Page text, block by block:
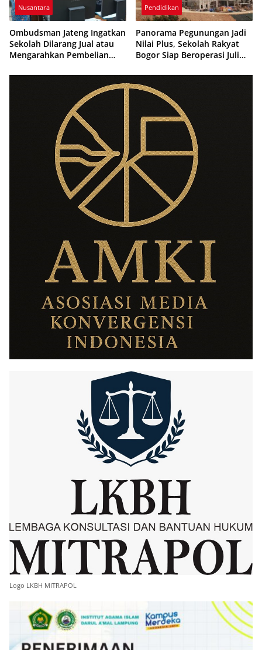
Nusantara
Ombudsman Jateng Ingatkan
Sekolah Dilarang Jual atau
Mengarahkan Pembelian
Pendidikan
Panorama Pegunungan Jadi
Nilai Plus, Sekolah Rakyat
Bogor Siap Beroperasi Juli
Logo LKBH MITRAPOL